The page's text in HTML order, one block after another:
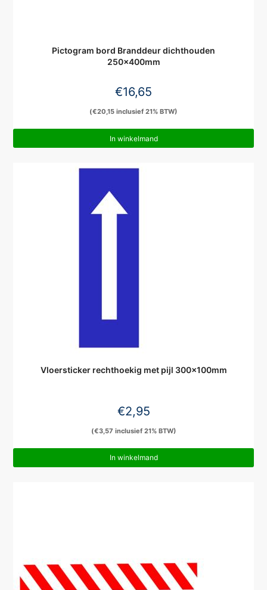
Pictogram bord Branddeur dichthouden
250x400mm
€16,65
(€20,15 inclusief 21% BTW)
In winkelmand
Vloersticker rechthoekig met pijl 300x100mm
€2,95
(€3,57 inclusief 21% BTW)
In winkelmand